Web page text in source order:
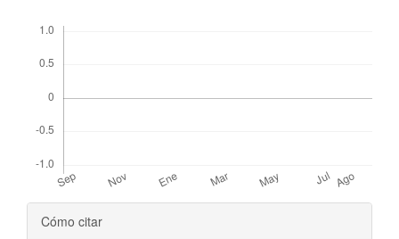
Detalles
Cómo citar